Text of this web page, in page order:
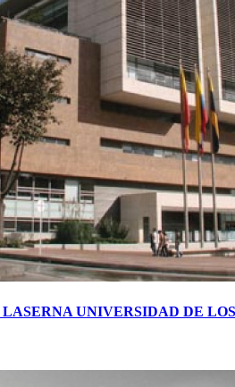
LASERNA UNIVERSIDAD DE LOS